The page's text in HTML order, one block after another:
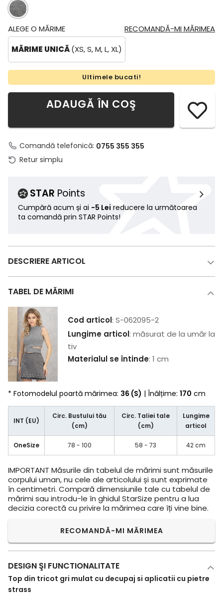
RECOMANDĂ-MI MĂRIMEA
ALEGE O MĂRIME
MĂRIME UNICĂ(XS, S, M, L, XL)
Ultimele bucati!
ADAUGĂ ÎN COŞ
Comandă telefonică: 0755 355 355
Retur simplu
STAR Points
Cumpără acum și ai -5 Lei reducere la următoarea
ta comandă prin STAR Points!
DESCRIERE ARTICOL
TABEL DE MĂRIMI
Cod articol: S-062095-2
Lungime articol: măsurat de la umăr la
tiv
Materialul se întinde: 1 cm
* Fotomodelul poartă mărimea: 36 (S) | Înălțime: 170 cm
INT (EU)
Circ. Bustului tău
(cm)
Circ. Taliei tale
(cm)
Lungime
articol
OneSize 78 - 100 58 - 73 42 cm
IMPORTANT Măsurile din tabelul de mărimi sunt măsurile
corpului uman, nu cele ale articolului și sunt exprimate
în centimetri. Compară dimensiunile tale cu tabelul de
mărimi sau introdu-le în ghidul StarSize pentru a lua
decizia corectă cu privire la mărimea care îți vine bine.
RECOMANDĂ-MI MĂRIMEA
DESIGN ŞI FUNCTIONALITATE
Top din tricot gri mulat cu decupaj si aplicatii cu pietre
strass